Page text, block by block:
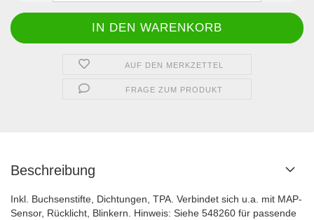
AUF DEN MERKZETTEL
FRAGE ZUM PRODUKT
Beschreibung
Inkl. Buchsenstifte, Dichtungen, TPA. Verbindet sich u.a. mit MAP-
Sensor, Rücklicht, Blinkern. Hinweis: Siehe 548260 für passende